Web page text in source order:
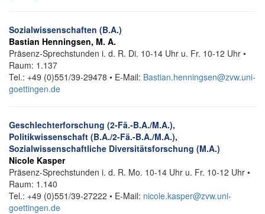
Sozialwissenschaften (B.A.)
Bastian Henningsen, M. A.
Präsenz-Sprechstunden i. d. R. Di. 10-14 Uhr u. Fr. 10-12 Uhr •
Raum: 1.137
Tel.: +49 (0)551/39-29478 • E-Mail: Bastian.henningsen@zvw.uni-
goettingen.de
Geschlechterforschung (2-Fä.-B.A./M.A.),
Politikwissenschaft (B.A./2-Fä.-B.A./M.A.),
Sozialwissenschaftliche Diversitätsforschung (M.A.)
Nicole Kasper
Präsenz-Sprechstunden i. d. R. Mo. 10-14 Uhr u. Fr. 10-12 Uhr •
Raum: 1.140
Tel.: +49 (0)551/39-27222 • E-Mail: nicole.kasper@zvw.uni-
goettingen.de